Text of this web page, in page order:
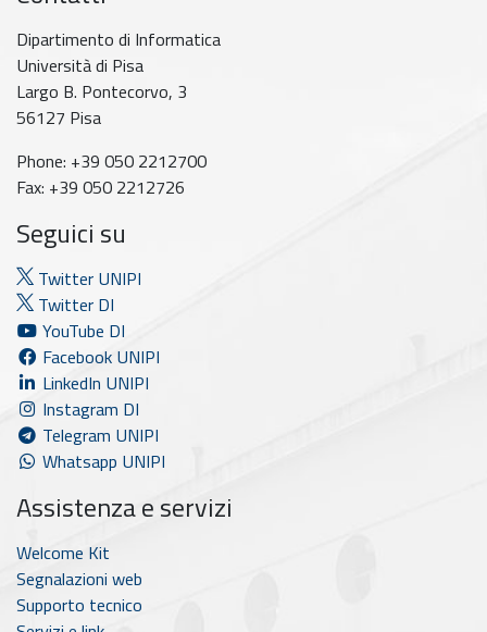
Dipartimento di Informatica
Università di Pisa
Largo B. Pontecorvo, 3
56127 Pisa
Phone: +39 050 2212700
Fax: +39 050 2212726
Seguici su
Twitter UNIPI
Twitter DI
YouTube DI
Facebook UNIPI
LinkedIn UNIPI
Instagram DI
Telegram UNIPI
Whatsapp UNIPI
Assistenza e servizi
Welcome Kit
Segnalazioni web
Supporto tecnico